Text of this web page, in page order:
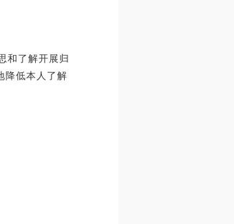
和了解开展归
降低本人了解